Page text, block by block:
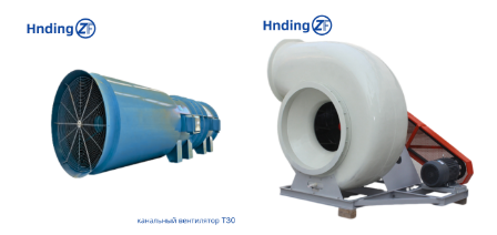
производительности
в горной
промышленности